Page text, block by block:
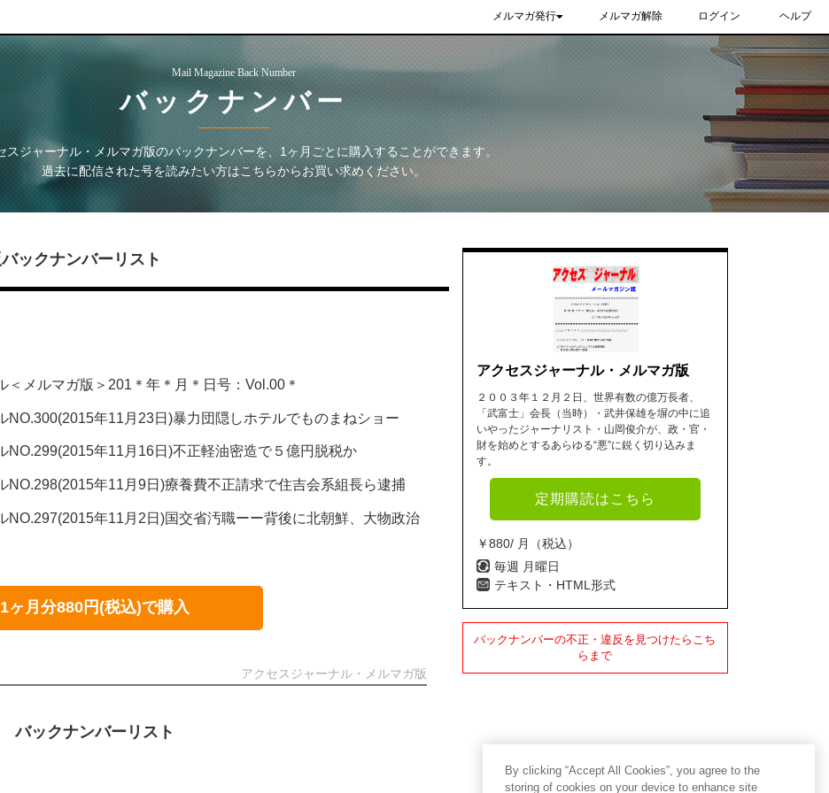
メルマガ発行 メルマガ解除 ログイン ヘルプ
Mail Magazine Back Number
バックナンバー
スジャーナル・メルマガ版のバックナンバーを、1ヶ月ごとに購入することができます。
過去に配信された号を読みたい方はこちらからお買い求めください。
バックナンバーリスト
＜メルマガ版＞201＊年＊月＊日号：Vol.00＊
NO.300(2015年11月23日)暴力団隠しホテルでものまねショー
NO.299(2015年11月16日)不正軽油密造で５億円脱税か
NO.298(2015年11月9日)療養費不正請求で住吉会系組長ら逮捕
NO.297(2015年11月2日)国交省汚職ーー背後に北朝鮮、大物政治
1ヶ月分880円(税込)で購入
アクセスジャーナル・メルマガ版
バックナンバーリスト
アクセスジャーナル・メルマガ版
２００３年１２月２日、世界有数の億万長者、
「武富士」会長（当時）・武井保雄を塀の中に追
いやったジャーナリスト・山岡俊介が、政・官・
財を始めとするあらゆる“悪”に鋭く切り込みま
す。
定期購読はこちら
￥880/ 月（税込）
毎週 月曜日
テキスト・HTML形式
バックナンバーの不正・違反を見つけたらこち
らまで
By clicking “Accept All Cookies”, you agree to the
storing of cookies on your device to enhance site